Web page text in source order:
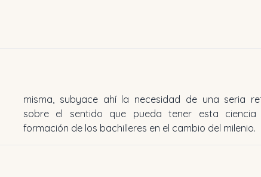
formación de los bachilleres en el cambio del milenio.